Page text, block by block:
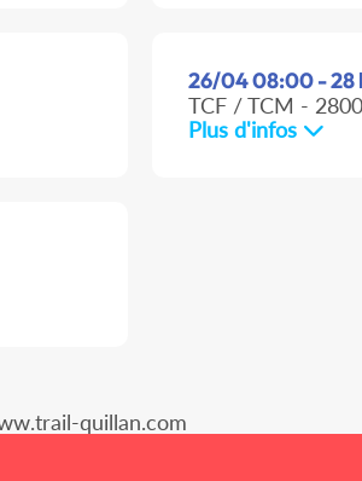
26/04 08:00 - 28
TCF / TCM -
Plus d'infos
quillan.com